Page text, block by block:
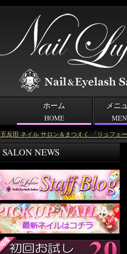
五反田 ネイル サロン＆まつえく 「リュフェー
＜キーワード＞めじり長め
SALON NEWS
ホーム
HOME
メニ